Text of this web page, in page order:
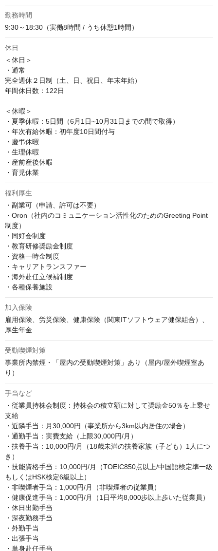
勤務時間
9:30～18:30（実働8時間 / うち休憩1時間）
休日
＜休日＞
・通常
完全週休２日制（土、日、祝日、年末年始）
年間休日数：122日
＜休暇＞
・夏季休暇：5日間（6月1日~10月31日までの間で取得）
・年次有給休暇：初年度10日間付与
・慶弔休暇
・生理休暇
・産前産後休暇
・育児休業
福利厚生
・副業可（申請、許可は不要）
・Oron（社内のコミュニケーション活性化のためのGreeting Point
制度）
・同好会制度
・教育研修奨励金制度
・資格一時金制度
・キャリアトランスファー
・海外赴任立候補制度
・各種保養施設
加入保険
雇用保険、労災保険、健康保険（関東ITソフトウェア健保組合）、
厚生年金
受動喫煙対策
事業所内禁煙・「屋内の受動喫煙対策」あり（屋内/屋外喫煙室あ
り）
手当など
・従業員持株会制度：持株会の積立額に対して奨励金50％を上乗せ
支給
・近隣手当：月30,000円（事業所から3km以内居住の場合）
・通勤手当：実費支給（上限30,000円/月）
・扶養手当：10,000円/月（18歳未満の扶養家族（子ども）1人につ
き）
・技能資格手当：10,000円/月（TOEIC850点以上/中国語検定準一級
もしくはHSK検定6級以上）
・非喫煙者手当：1,000円/月（非喫煙者の従業員）
・健康促進手当：1,000円/月（1日平均8,000歩以上歩いた従業員）
・休日出勤手当
・深夜勤務手当
・外勤手当
・出張手当
・単身赴任手当